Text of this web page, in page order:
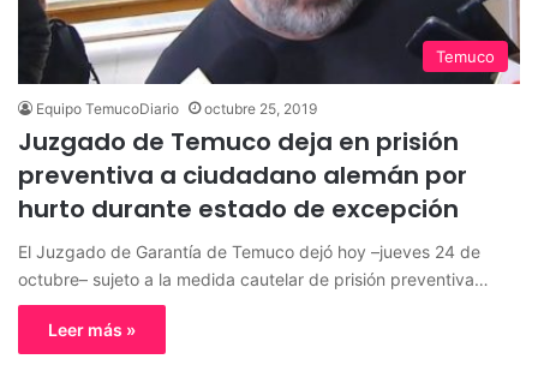
Temuco
Equipo TemucoDiario octubre 25, 2019
Juzgado de Temuco deja en prisión
preventiva a ciudadano alemán por
hurto durante estado de excepción
El Juzgado de Garantía de Temuco dejó hoy –jueves 24 de
octubre– sujeto a la medida cautelar de prisión preventiva…
Leer más »